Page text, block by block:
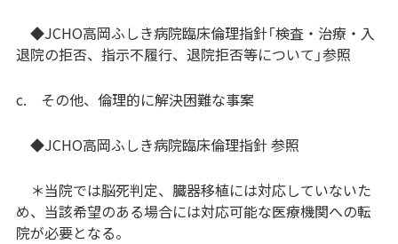
◆JCHO高岡ふしき病院臨床倫理指針「検査・治療・入
退院の拒否、指示不履行、退院拒否等について」参照
c. その他、倫理的に解決困難な事案
◆JCHO高岡ふしき病院臨床倫理指針 参照
＊当院では脳死判定、臓器移植には対応していないた
め、当該希望のある場合には対応可能な医療機関への転
院が必要となる。